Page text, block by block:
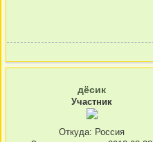
дёсик
Участник
Откуда: Россия